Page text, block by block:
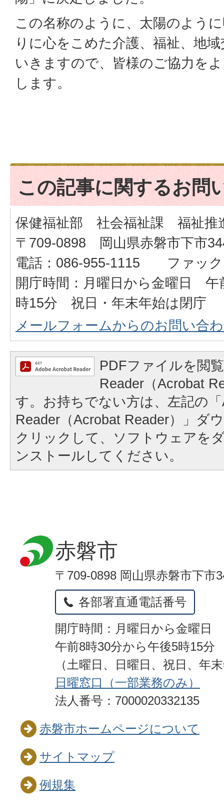
この名称のように、太陽のよう
りに心をこめた介護、福祉、地
いきますので、皆様のご協力を
します。
この記事に関するお問
保健福祉部 社会福祉課 福祉推
〒709-0898 岡山県赤磐市下市
電話：086-955-1115 ファック
開庁時間：月曜日から金曜日 午
時15分 祝日・年末年始は閉庁
メールフォームからのお問い合
PDFファイルを閲
Reader（Acrobat
す。お持ちでない方は、左記の
Reader（Acrobat Reader）」ダ
クリックして、ソフトウェアを
ンストールしてください。
赤磐市
〒709-0898 岡山県赤磐市下市
各部署直通電話番号
開庁時間：月曜日から金曜日
午前8時30分から午後5時15分
（土曜日、日曜日、祝日、年
日曜窓口（一部業務のみ）
法人番号：7000020332135
赤磐市ホームページについて
サイトマップ
例規集